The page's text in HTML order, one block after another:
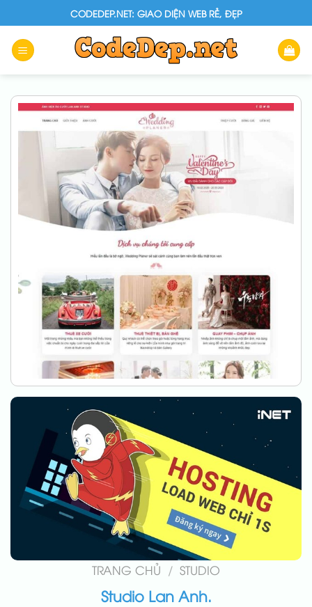
to
content
CODEDEP.NET: GIAO DIỆN WEB RẺ, ĐẸP
TRANG CHỦ / STUDIO
Studio Lan Anh.